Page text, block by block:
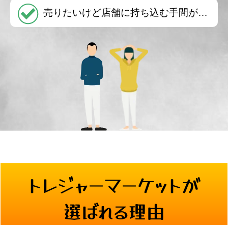
売りたいけど店舗に持ち込む手間が…
トレジャーマーケットが
選ばれる理由